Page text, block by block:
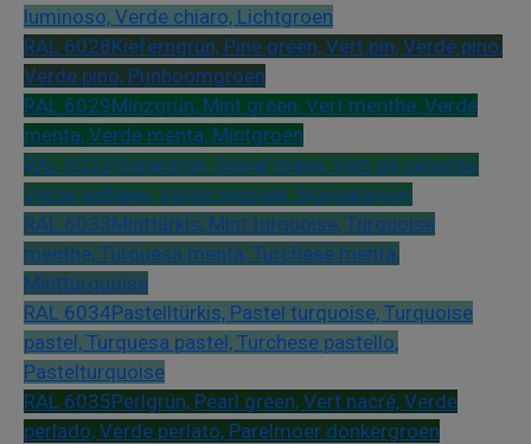
luminoso, Verde chiaro, Lichtgroen
RAL 6028Kieferngrün, Pine green, Vert pin, Verde pino,
Verde pino, Pijnboomgroen
RAL 6029Minzgrün, Mint green, Vert menthe, Verde
menta, Verde menta, Mintgroen
RAL 6032Signalgrün, Signal green, Vert de sécurité,
Verde señales, Verde segnale, Signaalgroen
RAL 6033Minttürkis, Mint turquoise, Turquoise
menthe, Turquesa menta, Turchese menta,
Mintturquoise
RAL 6034Pastelltürkis, Pastel turquoise, Turquoise
pastel, Turquesa pastel, Turchese pastello,
Pastelturquoise
RAL 6035Perlgrün, Pearl green, Vert nacré, Verde
perlado, Verde perlato, Parelmoer donkergroen